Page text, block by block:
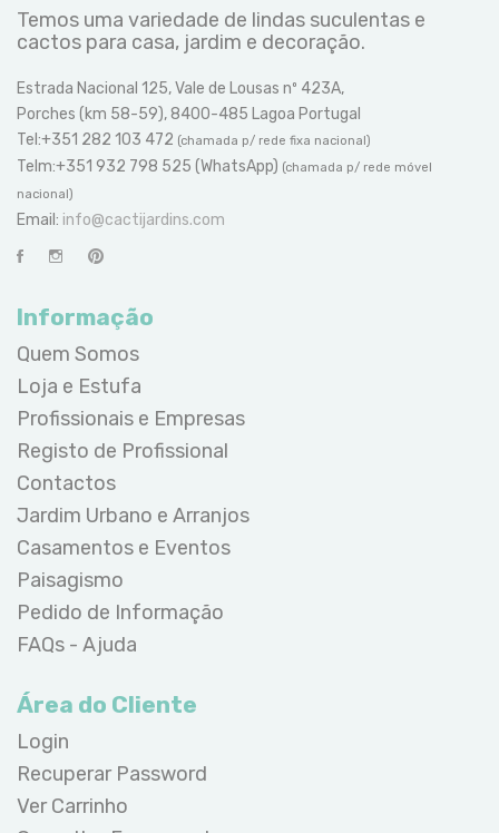
Temos uma variedade de lindas suculentas e
cactos para casa, jardim e decoração.
Estrada Nacional 125, Vale de Lousas nº 423A,
Porches (km 58-59), 8400-485 Lagoa Portugal
Tel:+351 282 103 472 (chamada p/ rede fixa nacional)
Telm:+351 932 798 525 (WhatsApp) (chamada p/ rede móvel
nacional)
Email: info@cactijardins.com
Informação
Quem Somos
Loja e Estufa
Profissionais e Empresas
Registo de Profissional
Contactos
Jardim Urbano e Arranjos
Casamentos e Eventos
Paisagismo
Pedido de Informação
FAQs - Ajuda
Área do Cliente
Login
Recuperar Password
Ver Carrinho